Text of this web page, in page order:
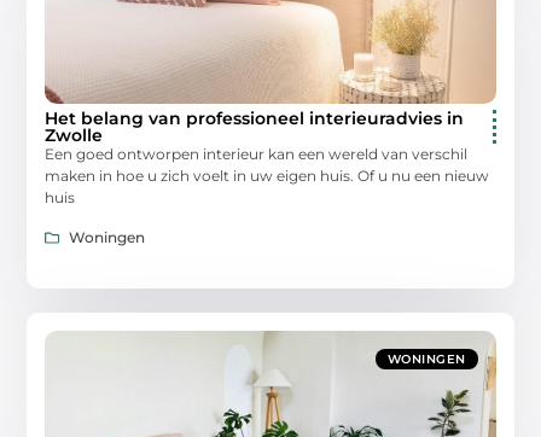
Het belang van professioneel interieuradvies in
Zwolle
Een goed ontworpen interieur kan een wereld van verschil
maken in hoe u zich voelt in uw eigen huis. Of u nu een nieuw
huis
Woningen
WONINGEN